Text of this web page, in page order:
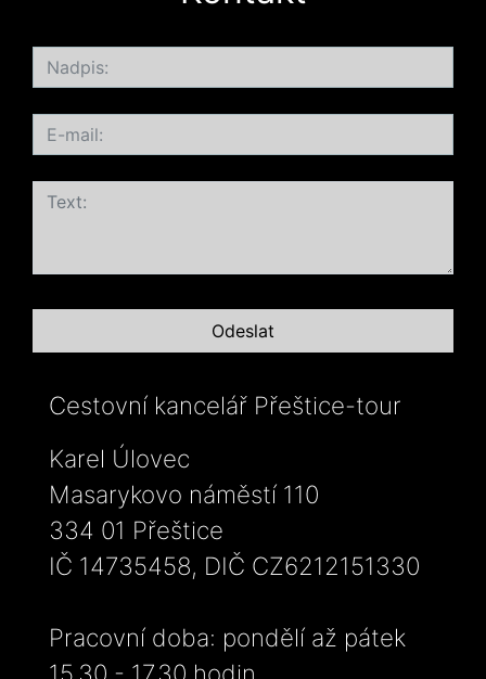
Cestovní kancelář Přeštice-tour
Karel Úlovec
Masarykovo náměstí 110
334 01 Přeštice
IČ 14735458, DIČ CZ6212151330
Pracovní doba: pondělí až pátek